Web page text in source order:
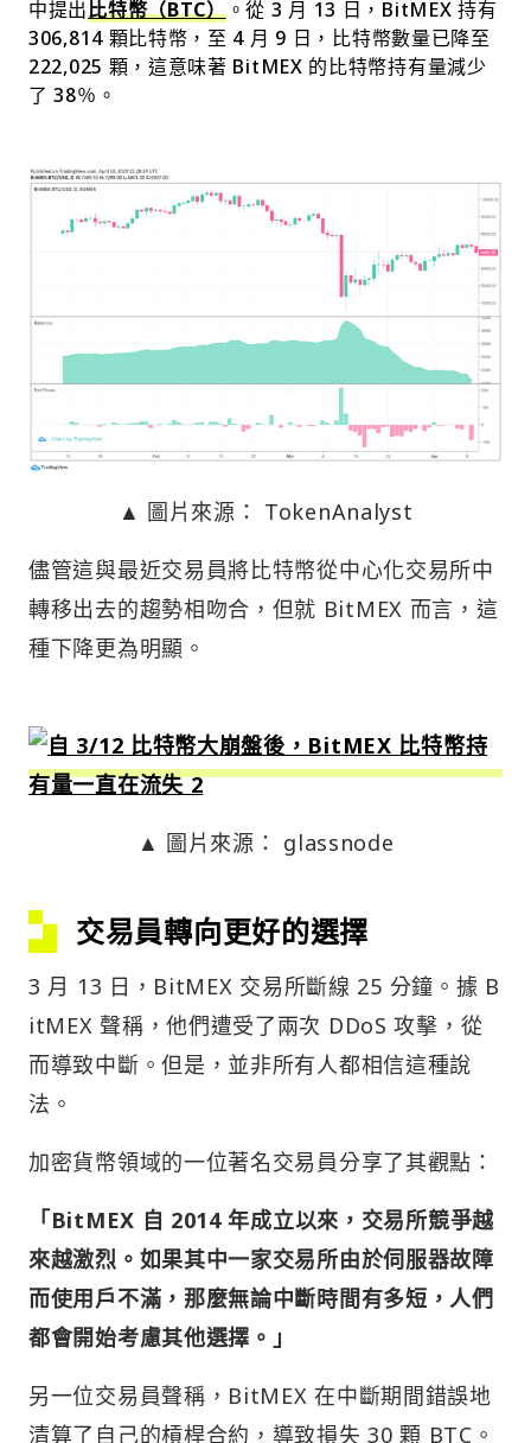
中提出比特幣（BTC）。從 3 月 13 日，BitMEX 持有
306,814 顆比特幣，至 4 月 9 日，比特幣數量已降至
222,025 顆，這意味著 BitMEX 的比特幣持有量減少
了 38％。
▲ 圖片來源： TokenAnalyst
儘管這與最近交易員將比特幣從中心化交易所中
轉移出去的趨勢相吻合，但就 BitMEX 而言，這
種下降更為明顯。
▲ 圖片來源： glassnode
交易員轉向更好的選擇
3 月 13 日，BitMEX 交易所斷線 25 分鐘。據 B
itMEX 聲稱，他們遭受了兩次 DDoS 攻擊，從
而導致中斷。但是，並非所有人都相信這種說
法。
加密貨幣領域的一位著名交易員分享了其觀點：
「BitMEX 自 2014 年成立以來，交易所競爭越
來越激烈。如果其中一家交易所由於伺服器故障
而使用戶不滿，那麼無論中斷時間有多短，人們
都會開始考慮其他選擇。」
另一位交易員聲稱，BitMEX 在中斷期間錯誤地
清算了自己的槓桿合約，導致損失 30 顆 BTC。